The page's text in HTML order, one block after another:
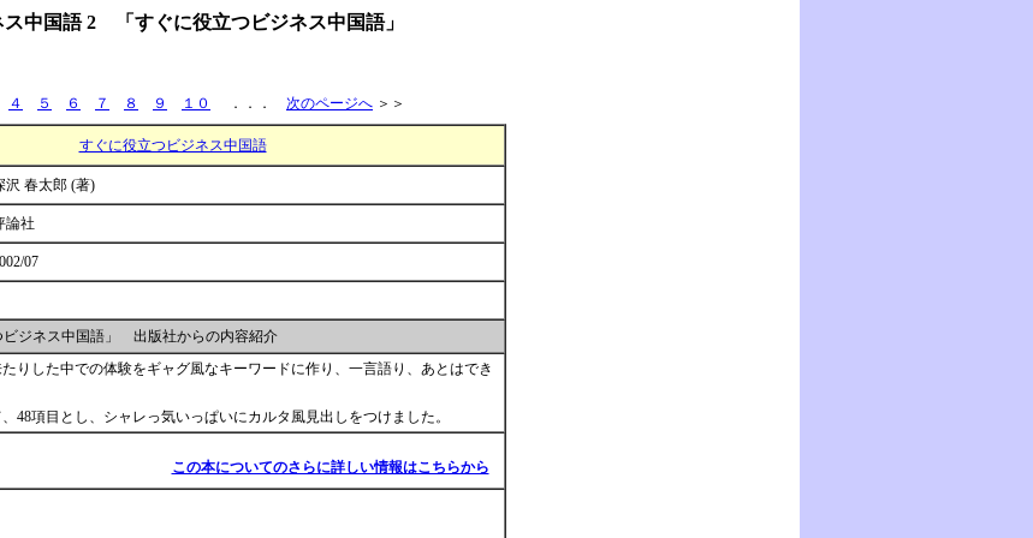
中国語 2 「すぐに役立つビジネス中国語」
４ ５ ６ ７ ８ ９ １０ ．．． 次のページへ ＞＞
すぐに役立つビジネス中国語
沢 春太郎 (著)
論社
07
ビジネス中国語」 出版社からの内容紹介
りした中での体験をギャグ風なキーワードに作り、一言語り、あとはでき
48項目とし、シャレっ気いっぱいにカルタ風見出しをつけました。
この本についてのさらに詳しい情報はこちらから